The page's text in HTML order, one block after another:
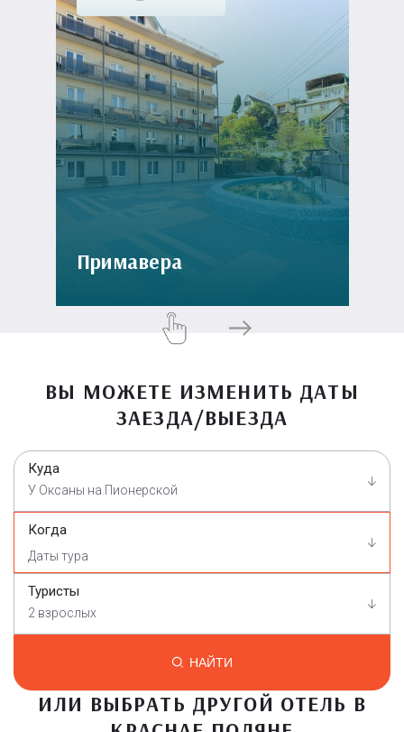
Примавера
ВЫ МОЖЕТЕ ИЗМЕНИТЬ ДАТЫ
ЗАЕЗДА/ВЫЕЗДА
Куда
У Оксаны на Пионерской
Когда
Туристы
2 взрослых
НАЙТИ
ИЛИ ВЫБРАТЬ ДРУГОЙ ОТЕЛЬ В